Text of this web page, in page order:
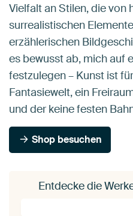
Vielfalt an Stilen, die von
surrealistischen
erzählerischen
es bewusst ab, mich auf
festzulegen – Kunst ist
Fantasiewelt, ein
und der keine festen
Shop besuchen
Entdecke die